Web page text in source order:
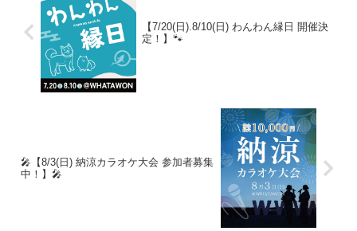
【7/20(日).8/10(日) わんわん縁日 開催決
定！】🐾
🎤【8/3(日) 納涼カラオケ大会 参加者募集
中！】🎤